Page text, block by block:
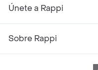
Únete a Rappi
Sobre Rappi